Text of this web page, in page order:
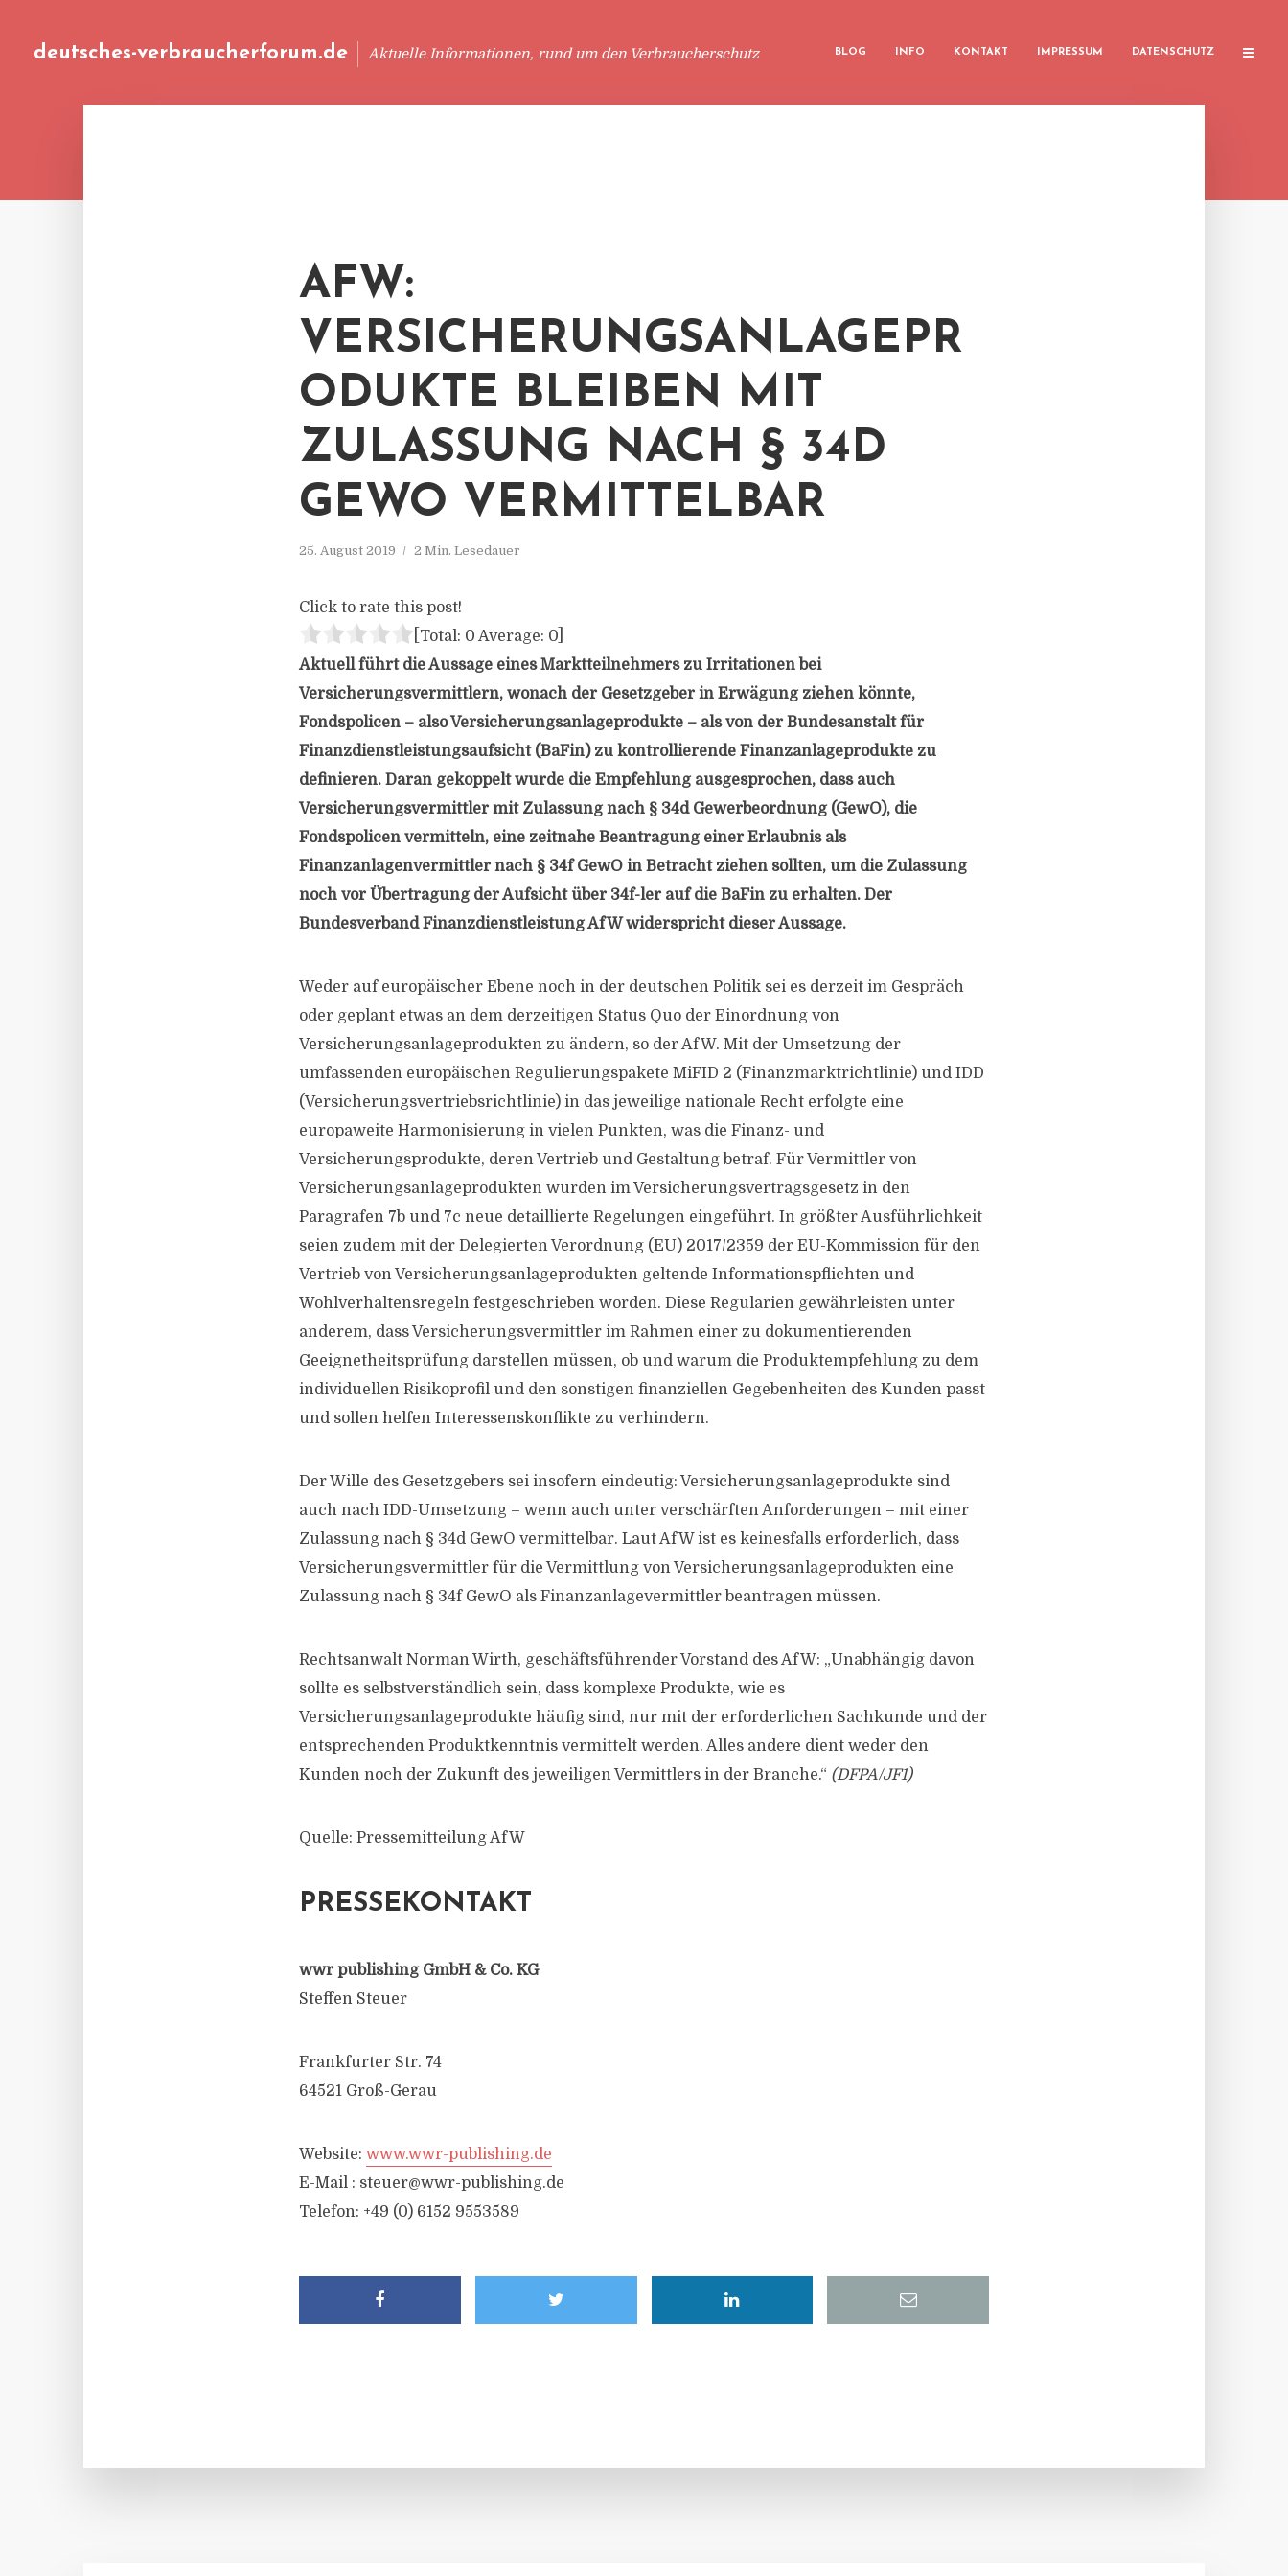
deutsches-verbraucherforum.de Aktuelle Informationen, rund um den Verbraucherschutz BLOG INFO KONTAKT IMPRESSUM DATENSCHUTZ
AFW:
VERSICHERUNGSANLAGEPR
ODUKTE BLEIBEN MIT
ZULASSUNG NACH § 34D
GEWO VERMITTELBAR
25. August 2019 2 Min. Lesedauer
Click to rate this post!
[Total: 0 Average: 0
Aktuell führt die Aussage eines Marktteilnehmers zu Irritationen bei
Versicherungsvermittlern, wonach der Gesetzgeber in Erwägung ziehen könnte,
Fondspolicen – also Versicherungsanlageprodukte – als von der Bundesanstalt für
Finanzdienstleistungsaufsicht (BaFin) zu kontrollierende Finanzanlageprodukte zu
definieren. Daran gekoppelt wurde die Empfehlung ausgesprochen, dass auch
Versicherungsvermittler mit Zulassung nach § 34d Gewerbeordnung (GewO), die
Fondspolicen vermitteln, eine zeitnahe Beantragung einer Erlaubnis als
Finanzanlagenvermittler nach § 34f GewO in Betracht ziehen sollten, um die Zulassung
noch vor Übertragung der Aufsicht über 34f-ler auf die BaFin zu erhalten. Der
Bundesverband Finanzdienstleistung AfW widerspricht dieser Aussage.
Weder auf europäischer Ebene noch in der deutschen Politik sei es derzeit im Gespräch
oder geplant etwas an dem derzeitigen Status Quo der Einordnung von
Versicherungsanlageprodukten zu ändern, so der AfW. Mit der Umsetzung der
umfassenden europäischen Regulierungspakete MiFID 2 (Finanzmarktrichtlinie) und IDD
(Versicherungsvertriebsrichtlinie) in das jeweilige nationale Recht erfolgte eine
europaweite Harmonisierung in vielen Punkten, was die Finanz- und
Versicherungsprodukte, deren Vertrieb und Gestaltung betraf. Für Vermittler von
Versicherungsanlageprodukten wurden im Versicherungsvertragsgesetz in den
Paragrafen 7b und 7c neue detaillierte Regelungen eingeführt. In größter Ausführlichkeit
seien zudem mit der Delegierten Verordnung (EU) 2017/2359 der EU-Kommission für den
Vertrieb von Versicherungsanlageprodukten geltende Informationspflichten und
Wohlverhaltensregeln festgeschrieben worden. Diese Regularien gewährleisten unter
anderem, dass Versicherungsvermittler im Rahmen einer zu dokumentierenden
Geeignetheitsprüfung darstellen müssen, ob und warum die Produktempfehlung zu dem
individuellen Risikoprofil und den sonstigen finanziellen Gegebenheiten des Kunden passt
und sollen helfen Interessenskonflikte zu verhindern.
Der Wille des Gesetzgebers sei insofern eindeutig: Versicherungsanlageprodukte sind
auch nach IDD-Umsetzung – wenn auch unter verschärften Anforderungen – mit einer
Zulassung nach § 34d GewO vermittelbar. Laut AfW ist es keinesfalls erforderlich, dass
Versicherungsvermittler für die Vermittlung von Versicherungsanlageprodukten eine
Zulassung nach § 34f GewO als Finanzanlagevermittler beantragen müssen.
Rechtsanwalt Norman Wirth, geschäftsführender Vorstand des AfW: „Unabhängig davon
sollte es selbstverständlich sein, dass komplexe Produkte, wie es
Versicherungsanlageprodukte häufig sind, nur mit der erforderlichen Sachkunde und der
entsprechenden Produktkenntnis vermittelt werden. Alles andere dient weder den
Kunden noch der Zukunft des jeweiligen Vermittlers in der Branche.“ (DFPA/JF1)
Quelle: Pressemitteilung AfW
PRESSEKONTAKT
wwr publishing GmbH & Co. KG
Steffen Steuer
Frankfurter Str. 74
64521 Groß-Gerau
Website: www.wwr-publishing.de
E-Mail : steuer@wwr-publishing.de
Telefon: +49 (0) 6152 9553589